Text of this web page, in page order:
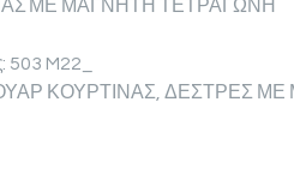
ΜΕ ΜΑΓΝΗΤΗ ΤΕΤΡΑΓΩΝΗ
503 M22_
ΚΟΥΡΤΙΝΑΣ, ΔΕΣΤΡΕΣ ΜΕ